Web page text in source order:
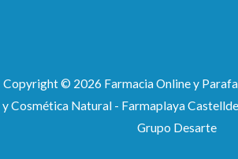
Copyright © 2026 Farmacia Online y
y Cosmética Natural - Farmaplaya
Grupo Desarte